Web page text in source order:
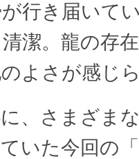
行き届いて
潔。龍の存
よさが感じ
に、さまざま
いた今回の